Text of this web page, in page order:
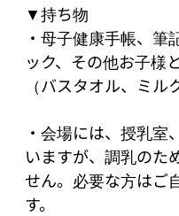
▼持ち物
・母子健康手帳、
ック、その他お子様
（バスタオル、ミル
・会場には、授乳室
いますが、調乳のた
せん。必要な方はご
す。